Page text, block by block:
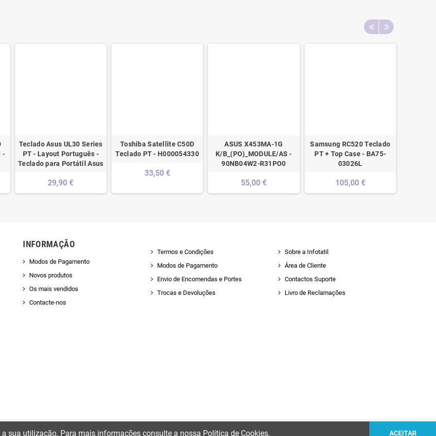
-
Teclado Asus UL30 Series
PT - Layout Português -
Teclado para Portátil Asus
29,90 €
Toshiba Satellite C50D
Teclado PT - H000054330
33,50 €
ASUS X453MA-1G
K/B_(PO)_MODULE/AS -
90NB04W2-R31PO0
55,00 €
Samsung RC520 Teclado
PT + Top Case - BA75-
03026L
105,00 €
INFORMAÇÃO
Modos de Pagamento
Novos produtos
Os mais vendidos
Contacte-nos
Termos e Condições
Modos de Pagamento
Envio de Encomendas e Portes
Trocas e Devoluções
Sobre a Infotatil
Área de Cliente
Contactos Suporte
Livro de Reclamações
sua utilização. Para mais informações consulte a nossa Política de Cookies. ACEITAR